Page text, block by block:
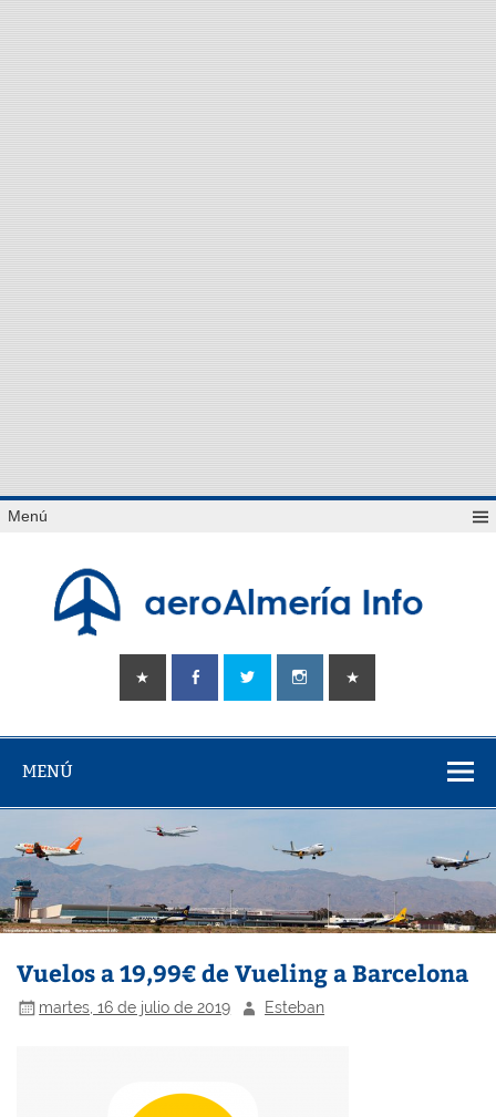
Saltar
alMenú
aeroAlmería
info
Tu portal sobre el aeropuerto de Almería
MENÚ
Vuelos a 19,99€ de Vueling a Barcelona
martes, 16 de julio de 2019 Esteban